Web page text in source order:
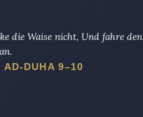
die Waise nicht, Und fahre den
AD-DUHA 9–10